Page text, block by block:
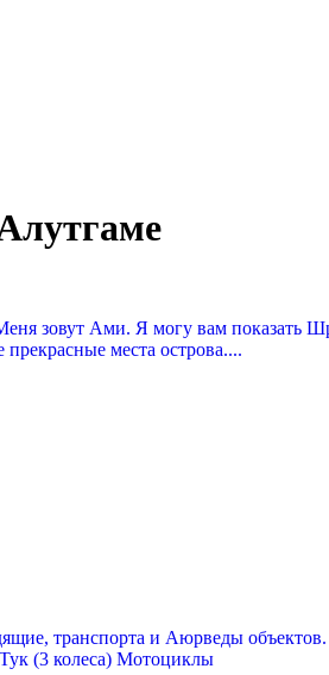
зовут Ами. Я могу вам показать
места острова....
транспорта и Аюрведы
(3 колеса) Мотоциклы